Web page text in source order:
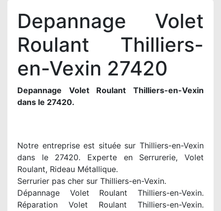
Depannage Volet
Roulant Thilliers-
en-Vexin 27420
Depannage Volet Roulant Thilliers-en-Vexin
dans le 27420.
Notre entreprise est située sur Thilliers-en-Vexin
dans le 27420. Experte en Serrurerie, Volet
Roulant, Rideau Métallique.
Serrurier pas cher sur Thilliers-en-Vexin.
Dépannage Volet Roulant Thilliers-en-Vexin.
Réparation Volet Roulant Thilliers-en-Vexin.